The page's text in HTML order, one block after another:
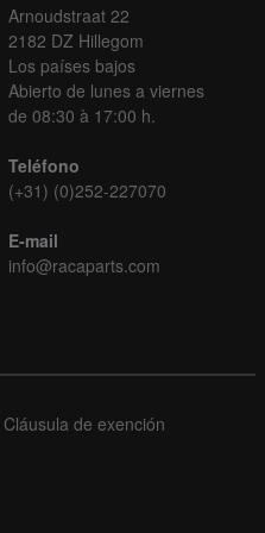
Arnoudstraat 22
2182 DZ Hillegom
Los países bajos
Abierto de lunes a viernes
de 08:30 à 17:00 h.
Teléfono
(+31) (0)252-227070
E-mail
info@racaparts.com
Cláusula de exención